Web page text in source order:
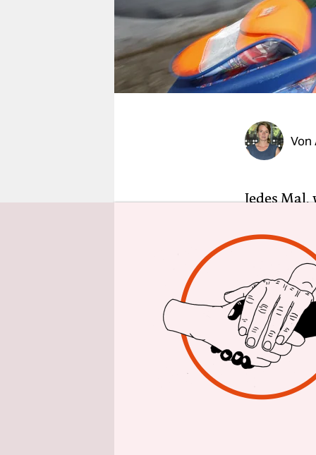
fragen & hilfe
unterstützen
abo
Von
Jedes
einer
diskutiert:
Schulen
Problem
Auf
auch
bei der
nach zwei
einen ein